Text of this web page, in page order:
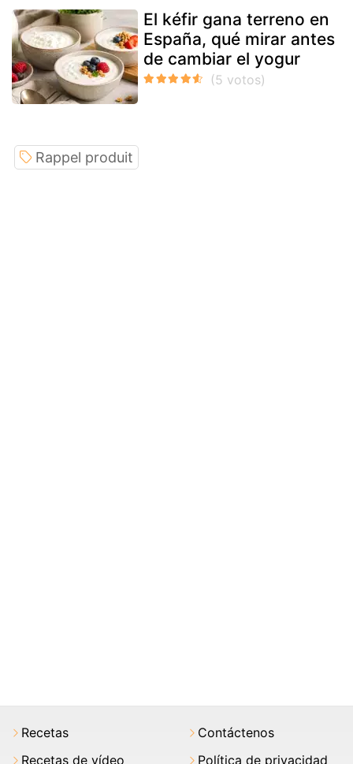
El kéfir gana terreno en
España, qué mirar antes
de cambiar el yogur
Rappel produit
Recetas
Recetas de vídeo
Contáctenos
Política de privacidad